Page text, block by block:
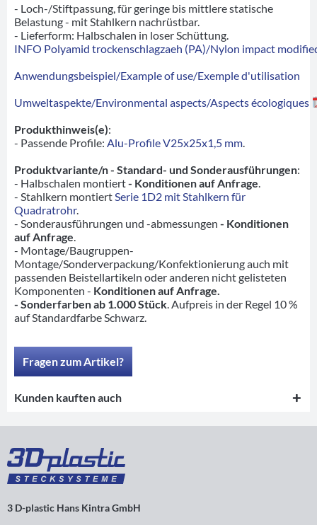
- Loch-/Stiftpassung, für geringe bis mittlere statische
Belastung - mit Stahlkern nachrüstbar.
- Lieferform: Halbschalen in loser Schüttung.
INFO Polyamid trockenschlagzaeh (PA)/Nylon impact
Anwendungsbeispiel/Example of use/Exemple d'utilisation
Umweltaspekte/Environmental aspects/Aspects écologiques
Produkthinweis(e):
- Passende Profile: Alu-Profile V25x25x1,5 mm
Produktvariante/n - Standard- und Sonderausführungen:
- Halbschalen montiert- Konditionen auf Anfrage
- Stahlkern montiert Serie 1D2 mit Stahlkern für
Quadratrohr.
- Sonderausführungen und -abmessungen - Konditionen
auf Anfrage
- Montage/Baugruppen-
Montage/Sonderverpackung/Konfektionierung auch mit
passenden Beistellartikeln oder anderen nicht gelisteten
Komponenten - Konditionen auf Anfrage.
- Sonderfarben ab 1.000 Stück . Aufpreis in der Regel 10 %
auf Standardfarbe Schwarz.
Fragen zum Artikel?
Kunden kauften auch
3 D-plastic Hans Kintra GmbH